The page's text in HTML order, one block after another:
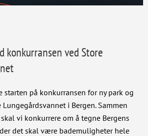
konkurransen ved Store
starten på konkurransen for ny park og
i Bergen. Sammen
vi konkurrere om å tegne Bergens
det skal være bademuligheter hele